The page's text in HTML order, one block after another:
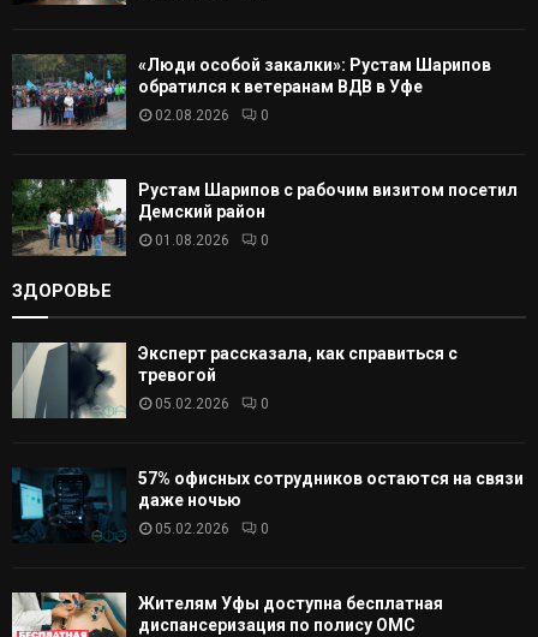
«Люди особой закалки»: Рустам Шарипов
обратился к ветеранам ВДВ в Уфе
02.08.2026 0
Рустам Шарипов с рабочим визитом посетил
Демский район
01.08.2026 0
ЗДОРОВЬЕ
Эксперт рассказала, как справиться с
тревогой
05.02.2026 0
57% офисных сотрудников остаются на связи
даже ночью
05.02.2026 0
Жителям Уфы доступна бесплатная
диспансеризация по полису ОМС